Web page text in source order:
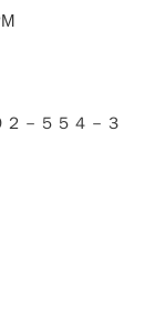
２－５５４－３